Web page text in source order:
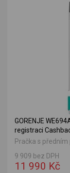
GORENJE
registraci
Pračka s
9 909 bez DPH
11 990 Kč